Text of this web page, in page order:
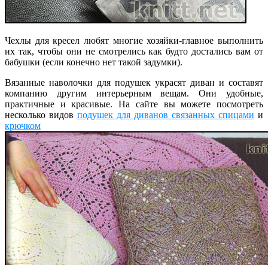
Чехлы для кресел любят многие хозяйки-главное выполнить
их так, чтобы они не смотрелись как будто достались вам от
бабушки (если конечно нет такой задумки).
Вязанные наволочки для подушек украсят диван и составят
компанию другим интерьерным вещам. Они удобные,
практичные и красивые. На сайте вы можете посмотреть
несколько видов подушек для диванов связанных спицами и
крючком